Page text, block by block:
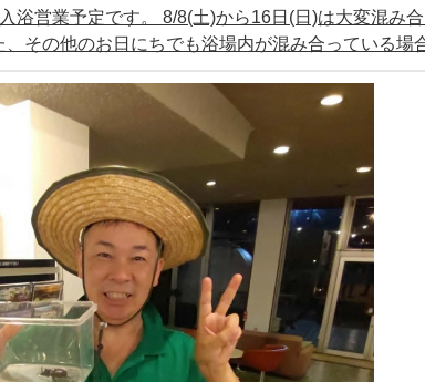
浴営業予定です。 8/8(土)から16日(日)は大変混み
その他のお日にちでも浴場内が混み合っている場